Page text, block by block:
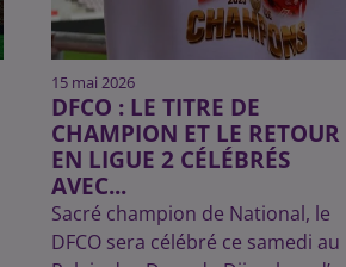
15 mai 2026
DFCO : LE TITRE DE
CHAMPION ET LE RETOUR
EN LIGUE 2 CÉLÉBRÉS
AVEC...
Sacré champion de National, le
DFCO sera célébré ce samedi au